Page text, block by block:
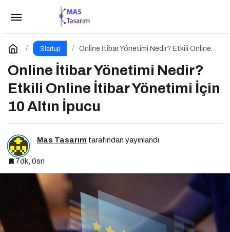
Startup
Online İtibar Yönetimi Nedir? Etkili Online
Online İtibar Yönetimi Nedir?
Etkili Online İtibar Yönetimi İçin
10 Altın İpucu
Mas Tasarım tarafından yayınlandı
7dk, 0sn
İçerik Üretimi Nedir? İçerik Üretimi İçin 10 Altın
İpucuYorum Yap